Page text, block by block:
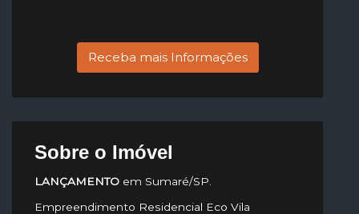
Receba mais Informações
Sobre o Imóvel
LANÇAMENTO em Sumaré/SP.
Empreendimento Residencial Eco Vila